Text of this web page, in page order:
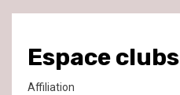
Espace clubs
Affiliation